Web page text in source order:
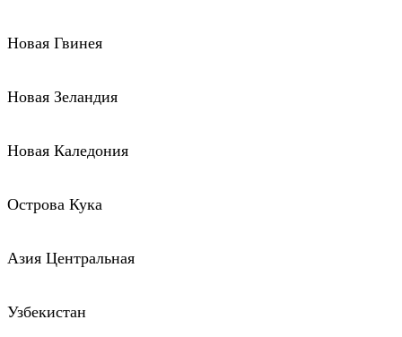
Новая Гвинея
Новая Зеландия
Новая Каледония
Острова Кука
Азия Центральная
Узбекистан